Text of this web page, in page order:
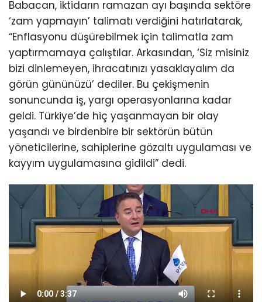
Babacan, iktidarın ramazan ayı başında sektöre
‘zam yapmayın’ talimatı verdiğini hatırlatarak,
“Enflasyonu düşürebilmek için talimatla zam
yaptırmamaya çalıştılar. Arkasından, ‘Siz misiniz
bizi dinlemeyen, ihracatınızı yasaklayalım da
görün gününüzü’ dediler. Bu çekişmenin
sonuncunda iş, yargı operasyonlarına kadar
geldi. Türkiye’de hiç yaşanmayan bir olay
yaşandı ve birdenbire bir sektörün bütün
yöneticilerine, sahiplerine gözaltı uygulaması ve
kayyım uygulamasına gidildi” dedi.